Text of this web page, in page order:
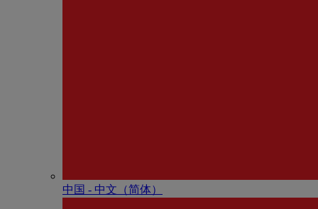
中国 - 中⽂（简体）